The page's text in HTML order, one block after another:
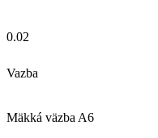
0.02
Vazba
Mäkká väzba A6